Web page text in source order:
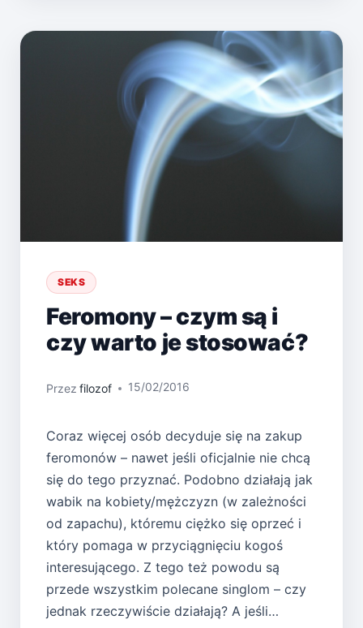
SEKS
Feromony – czym są i
czy warto je stosować?
Przez filozof 15/02/2016
Coraz więcej osób decyduje się na zakup
feromonów – nawet jeśli oficjalnie nie chcą
się do tego przyznać. Podobno działają jak
wabik na kobiety/mężczyzn (w zależności
od zapachu), któremu ciężko się oprzeć i
który pomaga w przyciągnięciu kogoś
interesującego. Z tego też powodu są
przede wszystkim polecane singlom – czy
jednak rzeczywiście działają? A jeśli…